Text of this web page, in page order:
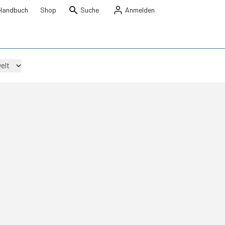
Shop Suche Anmelden